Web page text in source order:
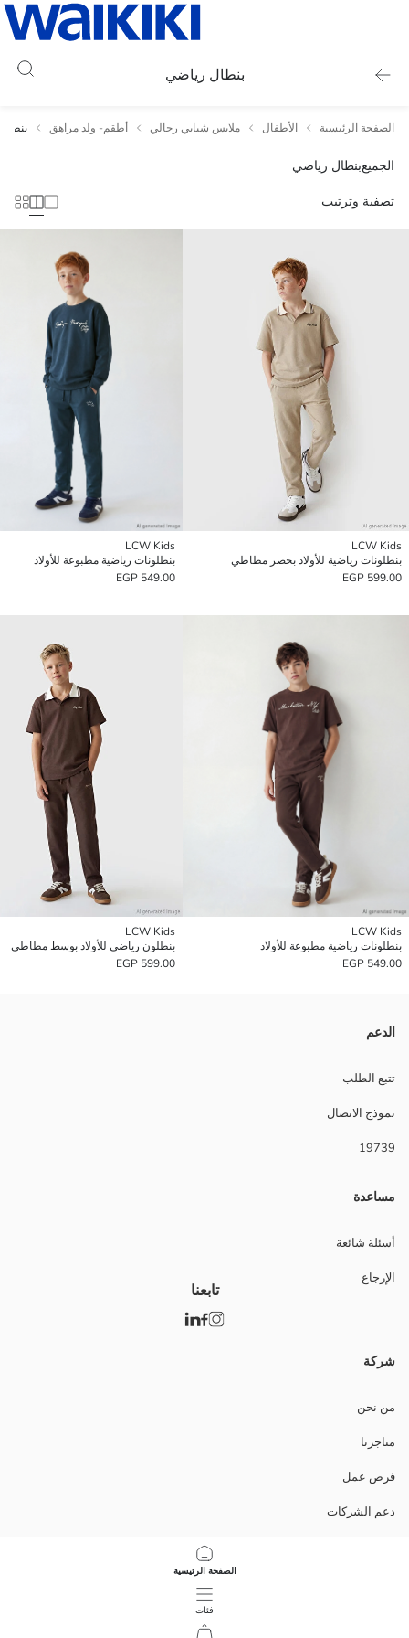
بنطال رياضي
الصفحة الرئيسية
فئات
الصفحة الرئيسية الأطفال ملابس شبابي رجالي أطقم- ولد مراهق
الجميعبنطال رياضي
تصفية وترتيب
LCW Kids
بنطلونات رياضية للأولاد بخصر مطاطي
599.00 EGP
LCW Kids
بنطلونات رياضية مطبوعة للأولاد
549.00 EGP
LCW Kids
بنطلونات رياضية مطبوعة للأولاد
549.00 EGP
LCW Kids
بنطلون رياضي للأولاد بوسط مطاطي
599.00 EGP
الدعم
تتبع الطلب
نموذج الاتصال
19739
مساعدة
أسئلة شائعة
الإرجاع
شركة
من نحن
متاجرنا
فرص عمل
دعم الشركات
تابعنا